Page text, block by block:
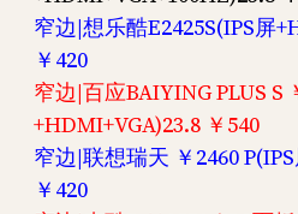
窄边|想乐酷E2425S(IPS屏
￥420
窄边|百应BAIYING PLUS S
+HDMI+VGA)23.8 ￥540
窄边|联想瑞天 ￥2460
￥420